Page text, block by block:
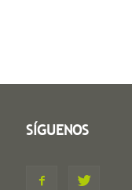
SÍGUENOS